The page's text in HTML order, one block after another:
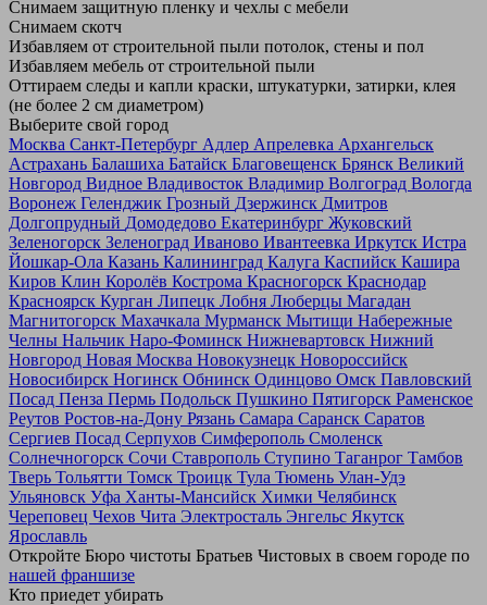
Снимаем защитную пленку и чехлы с мебели
Снимаем скотч
Избавляем от строительной пыли потолок, стены и пол
Избавляем мебель от строительной пыли
Оттираем следы и капли краски, штукатурки, затирки, клея
(не более 2 см диаметром)
Выберите свой город
Москва Санкт-Петербург Адлер Апрелевка Архангельск
Астрахань Балашиха Батайск Благовещенск Брянск Великий
Новгород Видное Владивосток Владимир Волгоград Вологда
Воронеж Геленджик Грозный Дзержинск Дмитров
Долгопрудный Домодедово Екатеринбург Жуковский
Зеленогорск Зеленоград Иваново Ивантеевка Иркутск Истра
Йошкар-Ола Казань Калининград Калуга Каспийск Кашира
Киров Клин Королёв Кострома Красногорск Краснодар
Красноярск Курган Липецк Лобня Люберцы Магадан
Магнитогорск Махачкала Мурманск Мытищи Набережные
Челны Нальчик Наро-Фоминск Нижневартовск Нижний
Новгород Новая Москва Новокузнецк Новороссийск
Новосибирск Ногинск Обнинск Одинцово Омск Павловский
Посад Пенза Пермь Подольск Пушкино Пятигорск Раменское
Реутов Ростов-на-Дону Рязань Самара Саранск Саратов
Сергиев Посад Серпухов Симферополь Смоленск
Солнечногорск Сочи Ставрополь Ступино Таганрог Тамбов
Тверь Тольятти Томск Троицк Тула Тюмень Улан-Удэ
Ульяновск Уфа Ханты-Мансийск Химки Челябинск
Череповец Чехов Чита Электросталь Энгельс Якутск
Ярославль
Откройте Бюро чистоты Братьев Чистовых в своем городе по
нашей франшизе
Кто приедет убирать